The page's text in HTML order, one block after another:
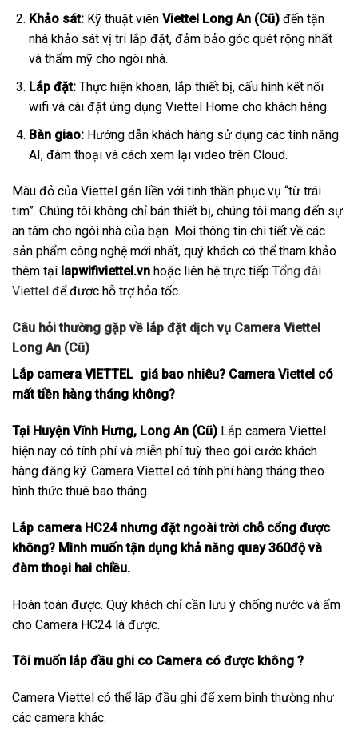
Khảo sát:Kỹ thuật viên Viettel Long An (Cũ)đến tận
nhà khảo sát vị trí lắp đặt, đảm bảo góc quét rộng nhất
và thẩm mỹ cho ngôi nhà.
Lắp đặt:Thực hiện khoan, lắp thiết bị, cấu hình kết nối
wifi và cài đặt ứng dụng Viettel Home cho khách hàng.
Bàn giao:Hướng dẫn khách hàng sử dụng các tính năng
AI, đàm thoại và cách xem lại video trên Cloud.
Màu đỏ của Viettel gắn liền với tinh thần phục vụ “từ trái
tim”. Chúng tôi không chỉ bán thiết bị, chúng tôi mang đến sự
an tâm cho ngôi nhà của bạn. Mọi thông tin chi tiết về các
sản phẩm công nghệ mới nhất, quý khách có thể tham khảo
thêm tại lapwifiviettel.vn hoặc liên hệ trực tiếp Tổng đài
Viettel để được hỗ trợ hỏa tốc.
Câu hỏi thường gặp về lắp đặt dịch vụ Camera Viettel
Long An (Cũ)
Lắp camera VIETTEL giá bao nhiêu? Camera Viettel có
mất tiền hàng tháng không?
Tại Huyện Vĩnh Hưng, Long An (Cũ) Lắp camera Viettel
hiện nay có tính phí và miễn phí tuỳ theo gói cước khách
hàng đăng ký. Camera Viettel có tính phí hàng tháng theo
hình thức thuê bao tháng.
Lắp camera HC24 nhưng đặt ngoài trời chỗ cổng được
không? Mình muốn tận dụng khả năng quay 360độ và
đàm thoại hai chiều.
Hoàn toàn được. Quý khách chỉ cần lưu ý chống nước và ẩm
cho Camera HC24 là được.
Tôi muốn lắp đầu ghi co Camera có được không ?
Camera Viettel có thể lắp đầu ghi để xem bình thường như
các camera khác.